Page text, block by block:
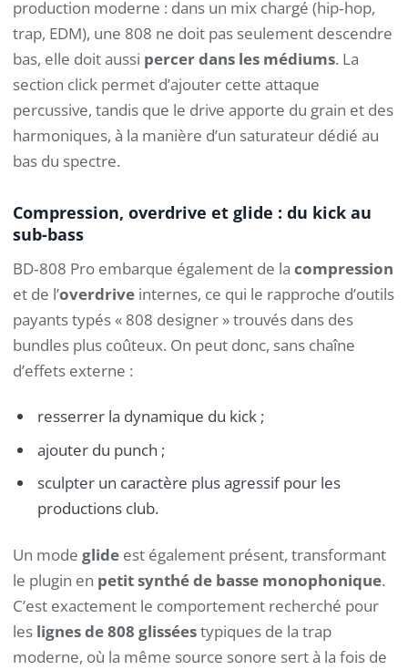
production moderne : dans un mix chargé (hip‑hop,
trap, EDM), une 808 ne doit pas seulement descendre
bas, elle doit aussi percer dans les médiums. La
section click permet d’ajouter cette attaque
percussive, tandis que le drive apporte du grain et des
harmoniques, à la manière d’un saturateur dédié au
bas du spectre.
Compression, overdrive et glide : du kick au
sub-bass
BD‑808 Pro embarque également de la compression
et de l’overdrive internes, ce qui le rapproche d’outils
payants typés « 808 designer » trouvés dans des
bundles plus coûteux. On peut donc, sans chaîne
d’effets externe :
resserrer la dynamique du kick ;
ajouter du punch ;
sculpter un caractère plus agressif pour les
productions club.
Un mode glide est également présent, transformant
le plugin en petit synthé de basse monophonique.
C’est exactement le comportement recherché pour
les lignes de 808 glisséestypiques de la trap
moderne, où la même source sonore sert à la fois de